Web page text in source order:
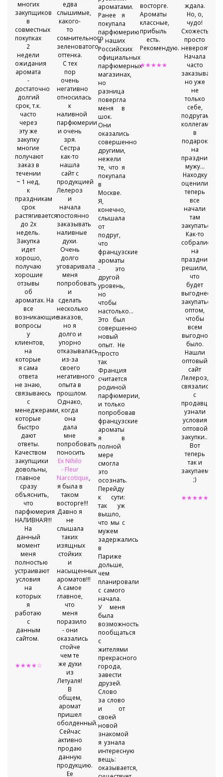
многих
закупщиков
в
совместных
покупках
2
недели
ожидания
аромата
-
достаточно
долгий
срок, т.к.
часто
через
эту же
закупку
многие
получают
заказ в
течении
~ 1 нед,
к
праздникам
срок
растягивается
до 2х
недель.
Закупка
идет
хорошо,
получаю
хорошие
отзывы
об
ароматах. На
все
возникающие
вопросы
у
клиентов,
на
которые
я сама
ответа
не знаю,
связываюсь
с
менеджерами,
которые
быстро
дают
ответы.
Качеством
закупщики
довольны,
главное
сразу
объяснить,
что
парфюмерия
НАЛИВНАЯ!!!
На
данный
момент
меня
полностью
устраивают
условия
на
которых
я
работаю
с
данным
сайтом.
★★★★☆
едва
слышимые,
какого-
то
сомнительного
зеленоватого
оттенка.
С тех
пор
очень
негативно
относилась
к
наливной
парфюмерии
и очень
зря.
Сестра
как-то
нашла
сайт с
продукцией
Лелероз
и
начала
постоянно
заказывать
наливные
духи.
Очень
долго
уговаривала
меня
попробовать
и
сделать
несколько
заказов,
но я
долго и
упорно
отказывалась
из-за
своего
негативного
опыта в
прошлом.
Однако,
когда
она
дала
мне
попробовать
поносить
Ex Nihilo
- Fleur
Narcotique,
я была в
таком
восторге!!!
Давно я
не
слышала
таких
изящных
стойких
и
насыщенных
ароматов!!!
А самое
главное,
что
меня
поразило
- они
оказались
стойче
чем те
же духи
из
Летуаля!
В
общем,
аромат
пришел
оболденный.
Сейчас
активно
продаю
данную
продукцию.
Ее
ароматами.
Ранее я
покупала
парфюмерию
в наших
Российских
официальных
парфюмерных
магазинах,
но
разница
повергла
меня в
шок.
Они
оказались
совершенно
другими,
нежели
те, что я
покупала
в
Москве.
Я,
конечно,
слышала
от
подруг,
что
французские
ароматы
- это
другой
уровень,
но
чтобы
настолько...
Это был
совершенно
новый
опыт. Не
просто
так
Франция
считается
родиной
парфюмерии,
и только
попробовав
французские
ароматы
я в
полной
мере
смогла
это
осознать.
Перейду
к сути:
так уж
вышло,
что мы с
мужем
задержались
в
Париже
дольше,
чем
планировали
с самого
начала.
У меня
была
возможность
пообщаться
с
жителями
прекрасного
города,
завести
друзей.
Слово
за слово
и от
своей
новой
знакомой
я узнала
интересную
вещь:
оказывается,
восторге.
Ароматы
классные,
прибыль
есть.
Рекомендую.
★★★★★
ждала.
Но, о,
чудо!
Схожесть
просто
невероятная.
Начала
часто
заказывать,
но уже
не
только
себе,
подругам,
коллегам
в
подарок
на
праздники,
мужу...
Находку
оценили,
теперь
все
начали
там
закупаться!
Как-то
собрались
на
празднике,
решили,
что
будет
выгоднее
закупаться
оптом,
чтобы
всем
выгодно
было.
Нашли
оптовый
сайт
Лелероз,
связались
с
продавцом,
узнали
условия
оптовой
закупки...
Вот
теперь
так и
закупаемся
;)
★★★★★